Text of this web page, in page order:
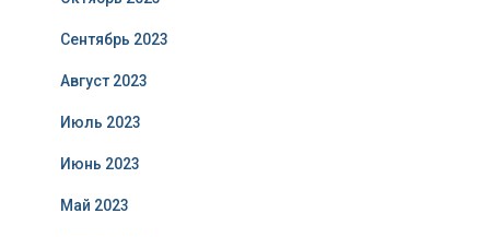
Сентябрь 2023
Август 2023
Июль 2023
Июнь 2023
Май 2023